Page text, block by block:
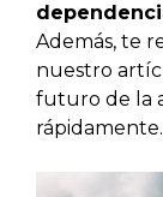
Además, te
nuestro
futuro de la
rápidamente.